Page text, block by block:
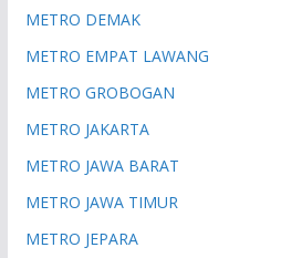
METRO DEMAK
METRO EMPAT LAWANG
METRO GROBOGAN
METRO JAKARTA
METRO JAWA BARAT
METRO JAWA TIMUR
METRO JEPARA